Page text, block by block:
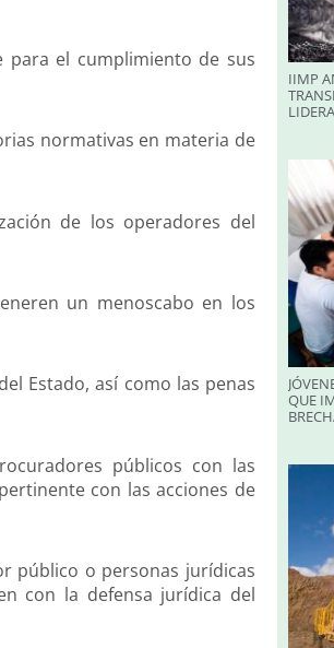
para el cumplimiento de sus
normativas en materia de
de los operadores del
un menoscabo en los
Estado, así como las penas
públicos con las
con las acciones de
público o personas jurídicas
con la defensa jurídica del
IIMP
QUE